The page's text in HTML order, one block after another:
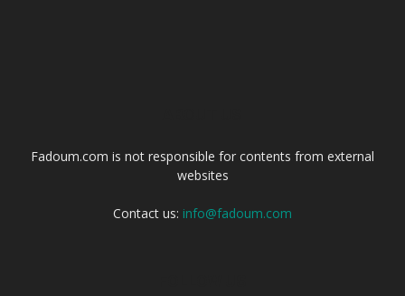
Fadoum.com is not responsible for contents from external
websites
Contact us: info@fadoum.com